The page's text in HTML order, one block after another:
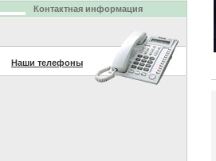
Контактная информация
Наши телефоны